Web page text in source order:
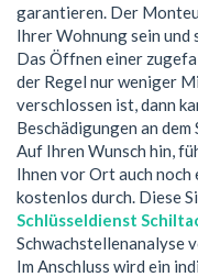
garantieren. Der
Ihrer Wohnung sein und
Das Öffnen einer
der Regel nur weniger
verschlossen ist, dann
Beschädigungen an
Auf Ihren Wunsch hin,
Ihnen vor Ort auch
kostenlos durch. Diese
Schlüsseldienst
Schwachstellenanalyse
Im Anschluss wird ein